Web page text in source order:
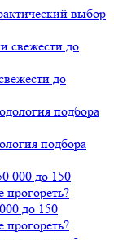
выбор
до
подбора
до 150